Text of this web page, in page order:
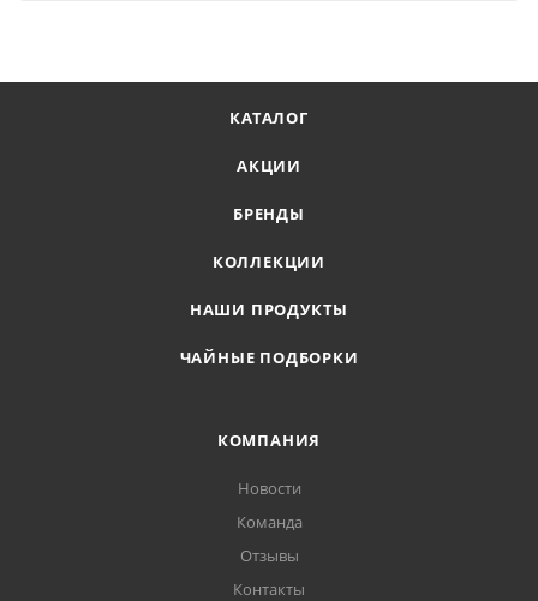
КАТАЛОГ
АКЦИИ
БРЕНДЫ
КОЛЛЕКЦИИ
НАШИ ПРОДУКТЫ
ЧАЙНЫЕ ПОДБОРКИ
КОМПАНИЯ
Новости
Команда
Отзывы
Контакты